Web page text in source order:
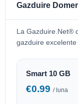
Gazduire
La Gazduire.Net®
gazduire excelente
Smart 10 GB
€0.99 / luna